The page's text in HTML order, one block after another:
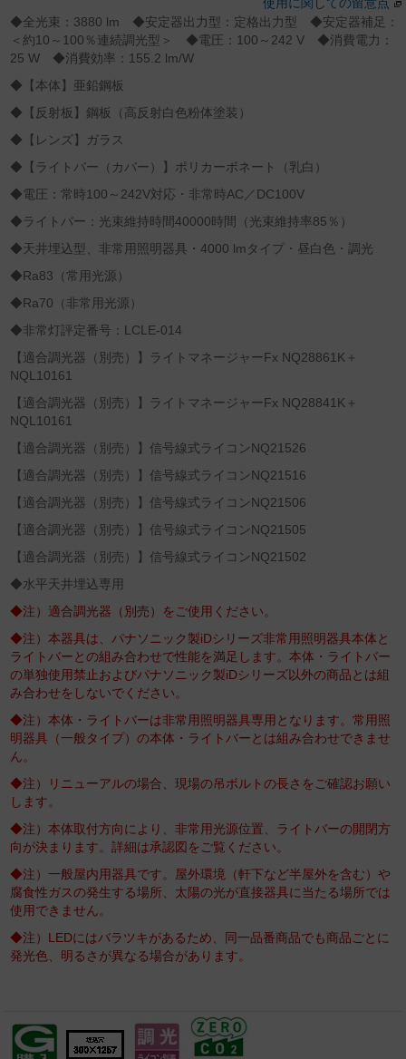
使用に関しての留意点
◆全光束：3880 lm ◆安定器出力型：定格出力型 ◆安定器補足：
＜約10～100％連続調光型＞ ◆電圧：100～242 V ◆消費電力：
25 W ◆消費効率：155.2 lm/W
◆【本体】亜鉛鋼板
◆【反射板】鋼板（高反射白色粉体塗装）
◆【レンズ】ガラス
◆【ライトバー（カバー）】ポリカーボネート（乳白）
◆電圧：常時100～242V対応・非常時AC／DC100V
◆ライトバー：光束維持時間40000時間（光束維持率85％）
◆天井埋込型、非常用照明器具・4000 lmタイプ・昼白色・調光
◆Ra83（常用光源）
◆Ra70（非常用光源）
◆非常灯評定番号：LCLE-014
【適合調光器（別売）】ライトマネージャーFx NQ28861K＋
NQL10161
【適合調光器（別売）】ライトマネージャーFx NQ28841K＋
NQL10161
【適合調光器（別売）】信号線式ライコンNQ21526
【適合調光器（別売）】信号線式ライコンNQ21516
【適合調光器（別売）】信号線式ライコンNQ21506
【適合調光器（別売）】信号線式ライコンNQ21505
【適合調光器（別売）】信号線式ライコンNQ21502
◆水平天井埋込専用
◆注）適合調光器（別売）をご使用ください。
◆注）本器具は、パナソニック製iDシリーズ非常用照明器具本体と
ライトバーとの組み合わせで性能を満足します。本体・ライトバー
の単独使用禁止およびパナソニック製iDシリーズ以外の商品とは組
み合わせをしないでください。
◆注）本体・ライトバーは非常用照明器具専用となります。常用照
明器具（一般タイプ）の本体・ライトバーとは組み合わせできませ
ん。
◆注）リニューアルの場合、現場の吊ボルトの長さをご確認お願い
します。
◆注）本体取付方向により、非常用光源位置、ライトバーの開閉方
向が決まります。詳細は承認図をご覧ください。
◆注）一般屋内用器具です。屋外環境（軒下など半屋外を含む）や
腐食性ガスの発生する場所、太陽の光が直接器具に当たる場所では
使用できません。
◆注）LEDにはバラツキがあるため、同一品番商品でも商品ごとに
発光色、明るさが異なる場合があります。